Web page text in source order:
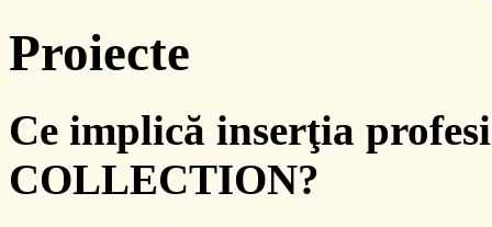
Proiecte
Ce implică inserţia
COLLECTION?